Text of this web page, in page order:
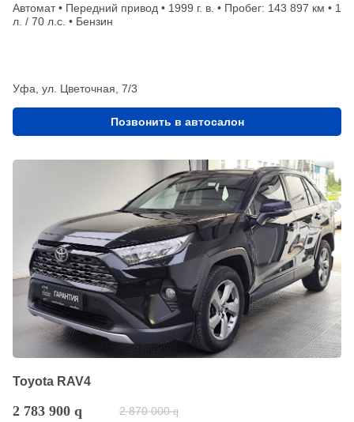
Автомат • Передний привод • 1999 г. в. • Пробег: 143 897 км • 1
л. / 70 л.с. • Бензин
Уфа, ул. Цветочная, 7/3
Позвонить в автосалон
Toyota RAV4
2 783 900 q 2 870 000 q